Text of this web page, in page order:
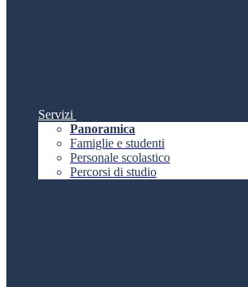
Servizi
Panoramica
Famiglie e studenti
Personale scolastico
Percorsi di studio